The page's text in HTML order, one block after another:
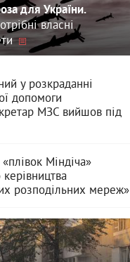
для України.
власні
у розкраданні
допомоги
МЗС вийшов під
Міндіча»
розподільних мереж»